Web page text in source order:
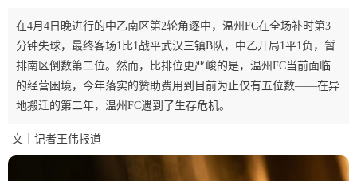
在4月4日晚进行的中乙南区第2轮角逐中，温州FC在全场补时第3
分钟失球，最终客场1比1战平武汉三镇B队，中乙开局1平1负，暂
排南区倒数第二位。然而，比排位更严峻的是，温州FC当前面临
的经营困境，今年落实的赞助费用到目前为止仅有五位数——在异
地搬迁的第二年，温州FC遇到了生存危机。
文｜记者王伟报道